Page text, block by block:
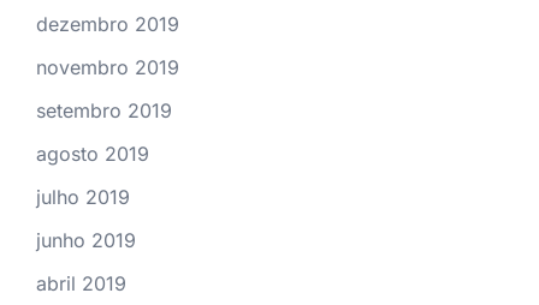
dezembro 2019
novembro 2019
setembro 2019
agosto 2019
julho 2019
junho 2019
abril 2019